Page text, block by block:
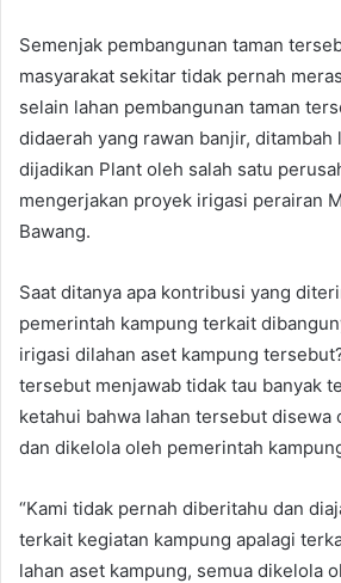
Semenjak pembangunan taman
masyarakat sekitar tidak pernah
selain lahan pembangunan taman
didaerah yang rawan banjir, ditambah
dijadikan Plant oleh salah satu
mengerjakan proyek irigasi perairan
Bawang.
Saat ditanya apa kontribusi yang
pemerintah kampung terkait
irigasi dilahan aset kampung
tersebut menjawab tidak tau banyak
ketahui bahwa lahan tersebut disewa
dan dikelola oleh pemerintah
“Kami tidak pernah diberitahu dan
terkait kegiatan kampung apalagi
lahan aset kampung, semua dikelola